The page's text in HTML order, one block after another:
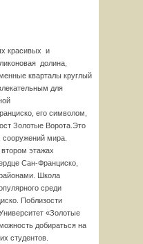
красивых и
долина,
кварталы круглый
для
его символом,
Золотые Ворота.Это
мира.
этажах
Сан-Франциско,
Школа
среди
Поблизости
«Золотые
добираться на
студентов.